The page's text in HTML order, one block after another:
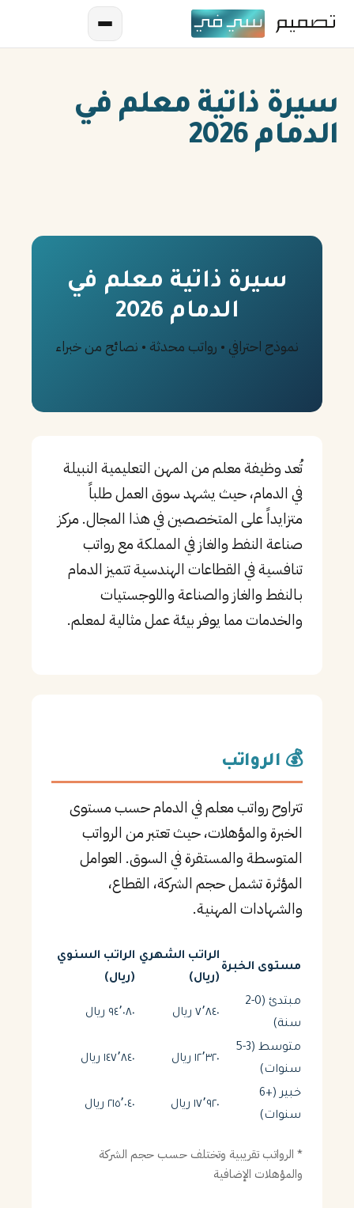
ES
FR
IN
سيرة ذاتية معلم في
الدمام 2026
سيرة ذاتية معلم في
الدمام 2026
نموذج احترافي • رواتب محدثة • نصائح من خبراء
تُعد وظيفة معلم من المهن التعليمية النبيلة
في الدمام، حيث يشهد سوق العمل طلباً
متزايداً على المتخصصين في هذا المجال. مركز
صناعة النفط والغاز في المملكة مع رواتب
تنافسية في القطاعات الهندسية تتميز الدمام
بـالنفط والغاز والصناعة واللوجستيات
والخدمات مما يوفر بيئة عمل مثالية لـمعلم.
💰 الرواتب
تتراوح رواتب معلم في الدمام حسب مستوى
الخبرة والمؤهلات، حيث تعتبر من الرواتب
المتوسطة والمستقرة في السوق. العوامل
المؤثرة تشمل حجم الشركة، القطاع،
والشهادات المهنية.
مستوى الخبرة
الراتب الشهري
(ريال)
الراتب السنوي
(ريال)
مبتدئ (0-2
سنة)
٧٬٨٤٠ ريال ٩٤٬٠٨٠ ريال
متوسط (3-5
سنوات)
١٢٬٣٢٠ ريال ١٤٧٬٨٤٠ ريال
خبير (+6
سنوات)
١٧٬٩٢٠ ريال ٢١٥٬٠٤٠ ريال
* الرواتب تقريبية وتختلف حسب حجم الشركة
والمؤهلات الإضافية